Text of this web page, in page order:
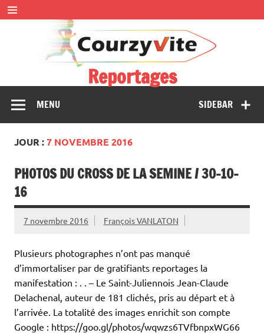
Skip
to
content
Reportages
SIDEBAR
MENU
JOUR :7 NOVEMBRE 2016
PHOTOS DU CROSS DE LA SEMINE / 30-10-
16
7 novembre 2016 François VANLATON
Plusieurs photographes n’ont pas manqué
d’immortaliser par de gratifiants reportages la
manifestation : . . – Le Saint-Juliennois Jean-Claude
Delachenal, auteur de 181 clichés, pris au départ et à
l’arrivée. La totalité des images enrichit son compte
Google : https://goo.gl/photos/wqwzs6TVfbnpxWG66